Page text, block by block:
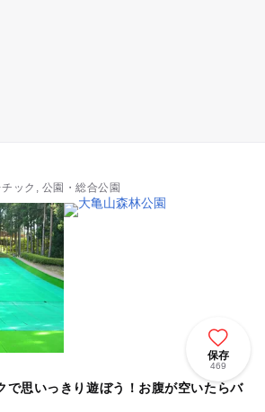
ック, 公園・総合公園
保存
469
で思いっきり遊ぼう！お腹が空いたらバ